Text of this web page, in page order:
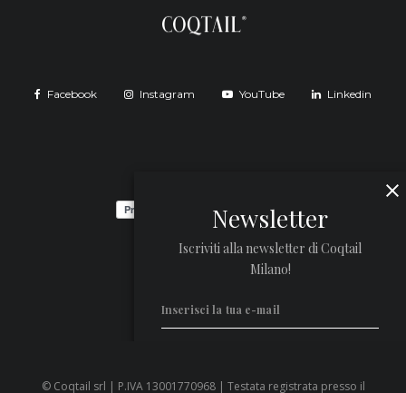
Facebook Instagram YouTube Linkedin
Newsletter
Iscriviti alla newsletter di Coqtail
Milano!
© Coqtail srl | P.IVA 13001770968 | Testata registrata presso il